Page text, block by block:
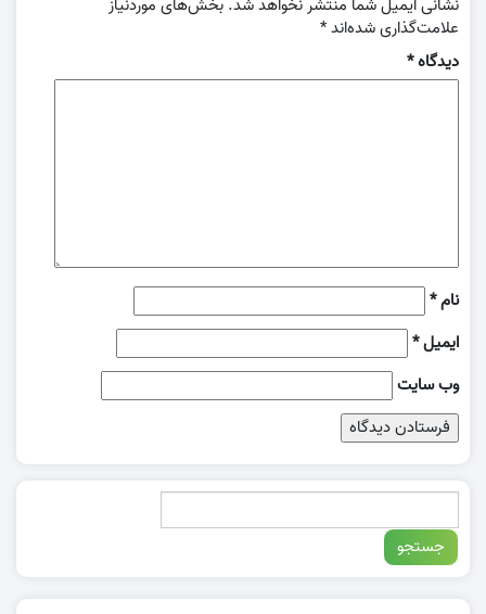
علامت‌گذاری شده‌اند*
دیدگاه*
نام*
ایمیل*
وب‌ سایت